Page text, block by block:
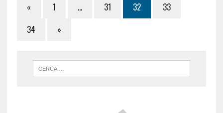
« 1 … 31 32
33
34
»